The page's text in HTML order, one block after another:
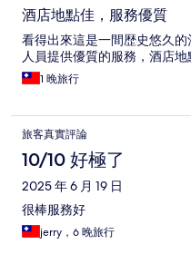
酒店地點佳，服務優質
看得出來這是一間歴史悠久
人員提供優質的服務，酒店地
1 晚旅行
旅客真實評論
10/10 好極了
2025 年 6 月 19 日
很棒服務好
jerry，6 晚旅行